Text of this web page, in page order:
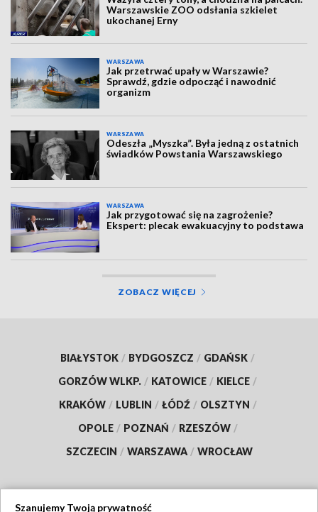
Warszawskie ZOO odsłania szkielet
ukochanej Erny
WARSZAWA
Jak przetrwać upały w Warszawie?
Sprawdź, gdzie odpocząć i nawodnić
organizm
WARSZAWA
Odeszła „Myszka”. Była jedną z ostatnich
świadków Powstania Warszawskiego
WARSZAWA
Jak przygotować się na zagrożenie?
Ekspert: plecak ewakuacyjny to podstawa
ZOBACZ WIĘCEJ
BIAŁYSTOK / BYDGOSZCZ / GDAŃSK /
GORZÓW WLKP. / KATOWICE / KIELCE /
KRAKÓW / LUBLIN / ŁÓDŹ / OLSZTYN /
OPOLE / POZNAŃ / RZESZÓW /
SZCZECIN / WARSZAWA / WROCŁAW
Szanujemy Twoją prywatność